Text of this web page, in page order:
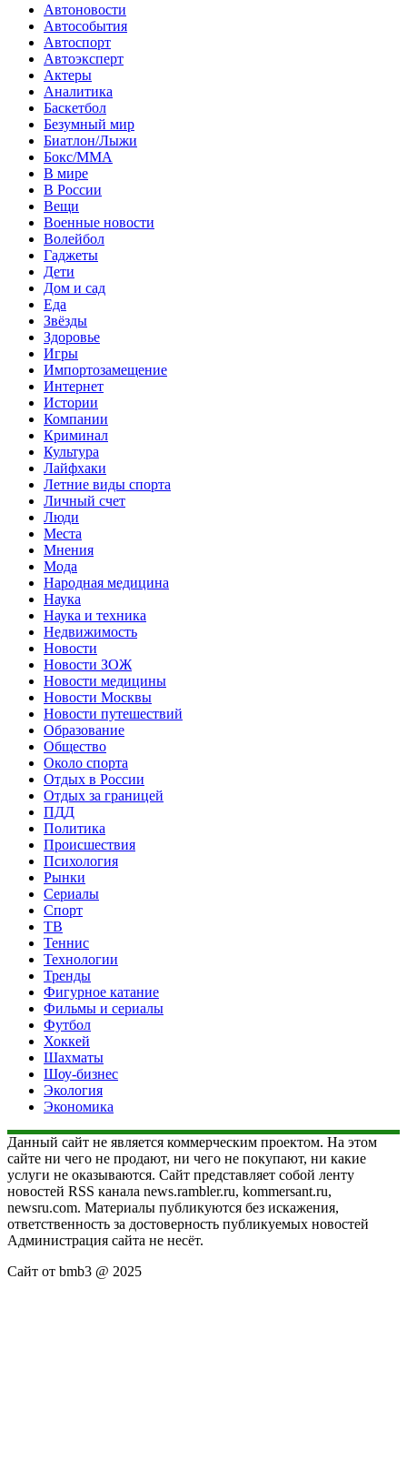
Автоновости
Автособытия
Автоспорт
Автоэксперт
Актеры
Аналитика
Баскетбол
Безумный мир
Биатлон/Лыжи
Бокс/MMA
В мире
В России
Вещи
Военные новости
Волейбол
Гаджеты
Дети
Дом и сад
Еда
Звёзды
Здоровье
Игры
Импортозамещение
Интернет
Истории
Компании
Криминал
Культура
Лайфхаки
Летние виды спорта
Личный счет
Люди
Места
Мнения
Мода
Народная медицина
Наука
Наука и техника
Недвижимость
Новости
Новости ЗОЖ
Новости медицины
Новости Москвы
Новости путешествий
Образование
Общество
Около спорта
Отдых в России
Отдых за границей
ПДД
Политика
Происшествия
Психология
Рынки
Сериалы
Спорт
ТВ
Теннис
Технологии
Тренды
Фигурное катание
Фильмы и сериалы
Футбол
Хоккей
Шахматы
Шоу-бизнес
Экология
Экономика
Данный сайт не является коммерческим проектом. На этом
сайте ни чего не продают, ни чего не покупают, ни какие
услуги не оказываются. Сайт представляет собой ленту
новостей RSS канала news.rambler.ru, kommersant.ru,
newsru.com. Материалы публикуются без искажения,
ответственность за достоверность публикуемых новостей
Администрация сайта не несёт.
Сайт от bmb3 @ 2025